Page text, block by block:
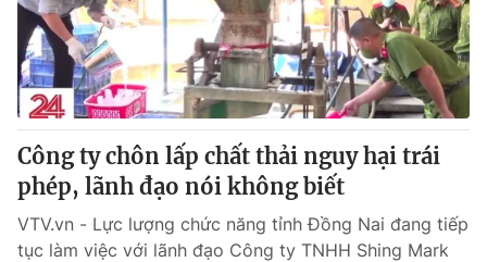
Công ty chôn lấp chất thải nguy hại trái
phép, lãnh đạo nói không biết
VTV.vn - Lực lượng chức năng tỉnh Đồng Nai đang tiếp
tục làm việc với lãnh đạo Công ty TNHH Shing Mark